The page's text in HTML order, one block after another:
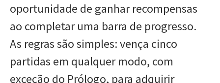
oportunidade de ganhar recompensas
ao completar uma barra de progresso.
As regras são simples: vença cinco
partidas em qualquer modo, com
exceção do Prólogo, para adquirir